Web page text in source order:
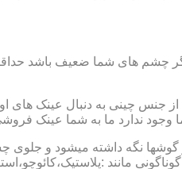
چشم های شما ضعیف باشد
جنس چینی به دنبال عینک های
وجود ندارد ما به شما عینک
نگه داشته میشود و جلوی
مانند